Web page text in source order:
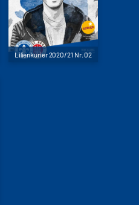
Lilienkurier 2020/21 Nr. 02